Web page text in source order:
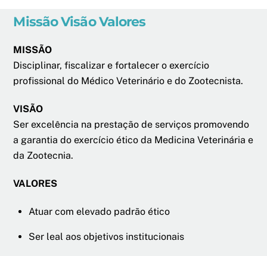
Missão Visão Valores
MISSÃO
Disciplinar, fiscalizar e fortalecer o exercício
profissional do Médico Veterinário e do Zootecnista.
VISÃO
Ser excelência na prestação de serviços promovendo
a garantia do exercício ético da Medicina Veterinária e
da Zootecnia.
VALORES
Atuar com elevado padrão ético
Ser leal aos objetivos institucionais